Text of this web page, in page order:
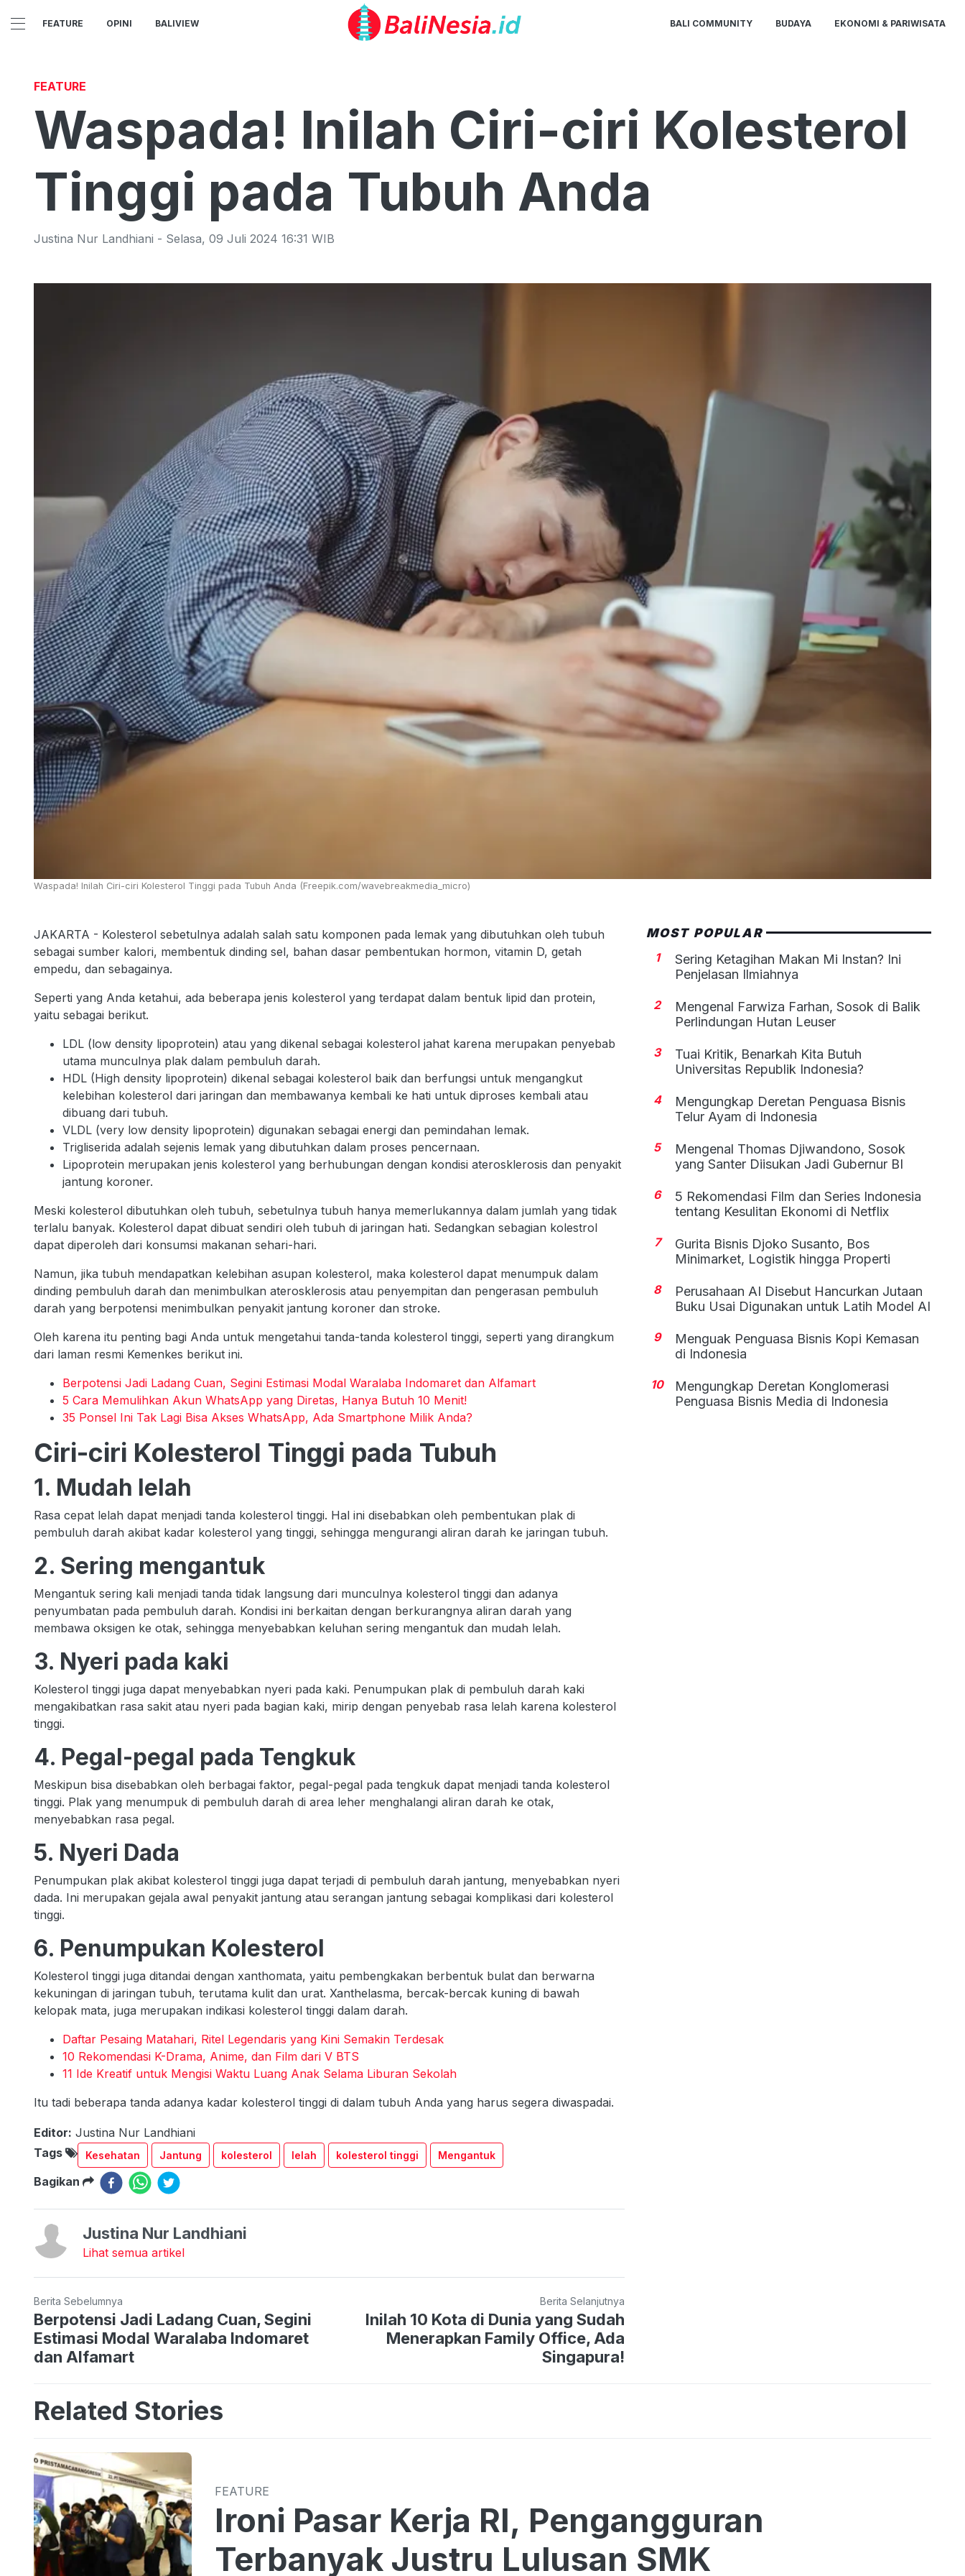
FEATURE OPINI BALIVIEW BALI COMMUNITY BUDAYA EKONOMI & PARIWISATA
FEATURE
Waspada! Inilah Ciri-ciri Kolesterol
Tinggi pada Tubuh Anda
Justina Nur Landhiani - Selasa, 09 Juli 2024 16:31 WIB
Waspada! Inilah Ciri-ciri Kolesterol Tinggi pada Tubuh Anda (Freepik.com/wavebreakmedia_micro)
JAKARTA - Kolesterol sebetulnya adalah salah satu komponen pada lemak yang dibutuhkan oleh tubuh
sebagai sumber kalori, membentuk dinding sel, bahan dasar pembentukan hormon, vitamin D, getah
empedu, dan sebagainya.
Seperti yang Anda ketahui, ada beberapa jenis kolesterol yang terdapat dalam bentuk lipid dan protein,
yaitu sebagai berikut.
LDL (low density lipoprotein) atau yang dikenal sebagai kolesterol jahat karena merupakan penyebab
utama munculnya plak dalam pembuluh darah.
HDL (High density lipoprotein) dikenal sebagai kolesterol baik dan berfungsi untuk mengangkut
kelebihan kolesterol dari jaringan dan membawanya kembali ke hati untuk diproses kembali atau
dibuang dari tubuh.
VLDL (very low density lipoprotein) digunakan sebagai energi dan pemindahan lemak.
Trigliserida adalah sejenis lemak yang dibutuhkan dalam proses pencernaan.
Lipoprotein merupakan jenis kolesterol yang berhubungan dengan kondisi aterosklerosis dan penyakit
jantung koroner.
Meski kolesterol dibutuhkan oleh tubuh, sebetulnya tubuh hanya memerlukannya dalam jumlah yang tidak
terlalu banyak. Kolesterol dapat dibuat sendiri oleh tubuh di jaringan hati. Sedangkan sebagian kolestrol
dapat diperoleh dari konsumsi makanan sehari-hari.
Namun, jika tubuh mendapatkan kelebihan asupan kolesterol, maka kolesterol dapat menumpuk dalam
dinding pembuluh darah dan menimbulkan aterosklerosis atau penyempitan dan pengerasan pembuluh
darah yang berpotensi menimbulkan penyakit jantung koroner dan stroke.
Oleh karena itu penting bagi Anda untuk mengetahui tanda-tanda kolesterol tinggi, seperti yang dirangkum
dari laman resmi Kemenkes berikut ini.
Berpotensi Jadi Ladang Cuan, Segini Estimasi Modal Waralaba Indomaret dan Alfamart
5 Cara Memulihkan Akun WhatsApp yang Diretas, Hanya Butuh 10 Menit!
35 Ponsel Ini Tak Lagi Bisa Akses WhatsApp, Ada Smartphone Milik Anda?
Ciri-ciri Kolesterol Tinggi pada Tubuh
1. Mudah lelah
Rasa cepat lelah dapat menjadi tanda kolesterol tinggi. Hal ini disebabkan oleh pembentukan plak di
pembuluh darah akibat kadar kolesterol yang tinggi, sehingga mengurangi aliran darah ke jaringan tubuh.
2. Sering mengantuk
Mengantuk sering kali menjadi tanda tidak langsung dari munculnya kolesterol tinggi dan adanya
penyumbatan pada pembuluh darah. Kondisi ini berkaitan dengan berkurangnya aliran darah yang
membawa oksigen ke otak, sehingga menyebabkan keluhan sering mengantuk dan mudah lelah.
3. Nyeri pada kaki
Kolesterol tinggi juga dapat menyebabkan nyeri pada kaki. Penumpukan plak di pembuluh darah kaki
mengakibatkan rasa sakit atau nyeri pada bagian kaki, mirip dengan penyebab rasa lelah karena kolesterol
tinggi.
4. Pegal-pegal pada Tengkuk
Meskipun bisa disebabkan oleh berbagai faktor, pegal-pegal pada tengkuk dapat menjadi tanda kolesterol
tinggi. Plak yang menumpuk di pembuluh darah di area leher menghalangi aliran darah ke otak,
menyebabkan rasa pegal.
5. Nyeri Dada
Penumpukan plak akibat kolesterol tinggi juga dapat terjadi di pembuluh darah jantung, menyebabkan nyeri
dada. Ini merupakan gejala awal penyakit jantung atau serangan jantung sebagai komplikasi dari kolesterol
tinggi.
6. Penumpukan Kolesterol
Kolesterol tinggi juga ditandai dengan xanthomata, yaitu pembengkakan berbentuk bulat dan berwarna
kekuningan di jaringan tubuh, terutama kulit dan urat. Xanthelasma, bercak-bercak kuning di bawah
kelopak mata, juga merupakan indikasi kolesterol tinggi dalam darah.
Daftar Pesaing Matahari, Ritel Legendaris yang Kini Semakin Terdesak
10 Rekomendasi K-Drama, Anime, dan Film dari V BTS
11 Ide Kreatif untuk Mengisi Waktu Luang Anak Selama Liburan Sekolah
Itu tadi beberapa tanda adanya kadar kolesterol tinggi di dalam tubuh Anda yang harus segera diwaspadai.
Editor: Justina Nur Landhiani
Tags
Kesehatan Jantung kolesterol lelah kolesterol tinggi Mengantuk
Bagikan
Justina Nur Landhiani
Lihat semua artikel
Berita Sebelumnya
Berpotensi Jadi Ladang Cuan, Segini
Estimasi Modal Waralaba Indomaret
dan Alfamart
Berita Selanjutnya
Inilah 10 Kota di Dunia yang Sudah
Menerapkan Family Office, Ada
Singapura!
MOST POPULAR
1
Sering Ketagihan Makan Mi Instan? Ini
Penjelasan Ilmiahnya
2
Mengenal Farwiza Farhan, Sosok di Balik
Perlindungan Hutan Leuser
3
Tuai Kritik, Benarkah Kita Butuh
Universitas Republik Indonesia?
4
Mengungkap Deretan Penguasa Bisnis
Telur Ayam di Indonesia
5
Mengenal Thomas Djiwandono, Sosok
yang Santer Diisukan Jadi Gubernur BI
6
5 Rekomendasi Film dan Series Indonesia
tentang Kesulitan Ekonomi di Netflix
7
Gurita Bisnis Djoko Susanto, Bos
Minimarket, Logistik hingga Properti
8
Perusahaan AI Disebut Hancurkan Jutaan
Buku Usai Digunakan untuk Latih Model AI
9
Menguak Penguasa Bisnis Kopi Kemasan
di Indonesia
10
Mengungkap Deretan Konglomerasi
Penguasa Bisnis Media di Indonesia
Related Stories
FEATURE
Ironi Pasar Kerja RI, Pengangguran
Terbanyak Justru Lulusan SMK